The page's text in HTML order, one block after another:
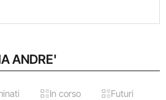
ANDRE'
In corso Futuri